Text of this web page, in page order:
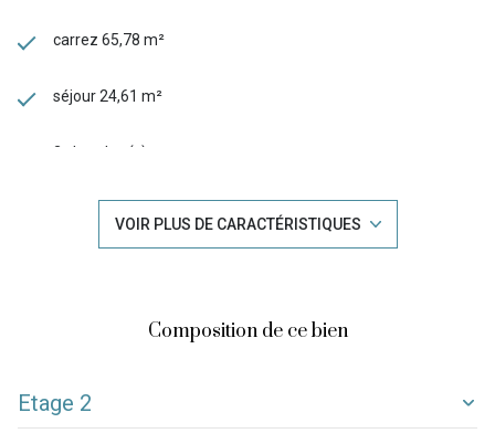
carrez 65,78 m²
séjour 24,61 m²
2 chambre(s)
cuisine américaine (équipée)
exposition Sud
VOIR PLUS DE CARACTÉRISTIQUES
Composition de ce bien
Etage 2